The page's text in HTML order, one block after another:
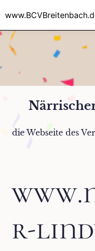
die Webseite des
r-